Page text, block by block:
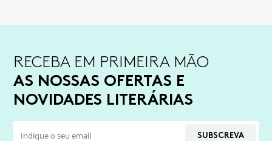
RECEBA EM PRIMEIRA MÃO
AS NOSSAS OFERTAS E
NOVIDADES LITERÁRIAS
SUBSCREVA